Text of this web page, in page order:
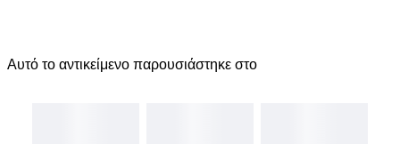
Αυτό το αντικείμενο παρουσιάστηκε στο